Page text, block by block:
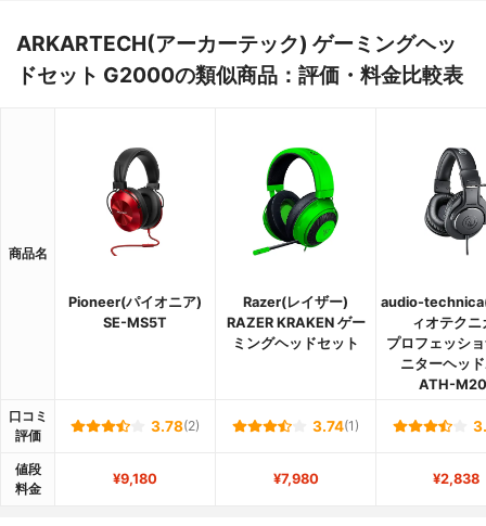
ARKARTECH(アーカーテック) ゲーミングヘッ
ドセット G2000の類似商品：評価・料金比較表
商品名
Pioneer(パイオニア)
SE-MS5T
Razer(レイザー)
RAZER KRAKEN ゲー
ミングヘッドセット
audio-
ィオテクニ
プロフェッシ
ニターヘッ
ATH-
口コミ
評価
3.78(2) 3.74(1)
値段
料金
¥9,180 ¥7,980 ¥2,838